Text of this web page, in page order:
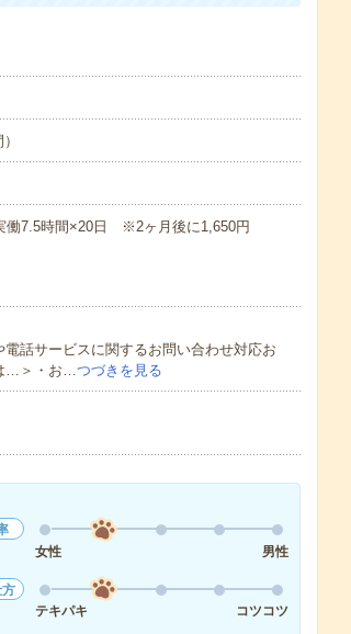
働7.5時間×20日 ※2ヶ月後に1,650円
話サービスに関するお問い合わせ対応お
…＞・お…つづきを見る
女性
男性
テキパキ
コツコツ